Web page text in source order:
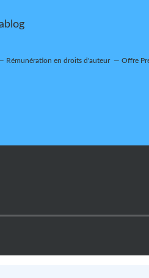
Rémunération en droits d'auteur Offre